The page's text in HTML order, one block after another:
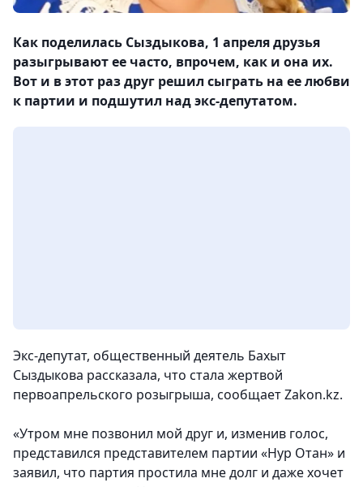
Как поделилась Сыздыкова, 1 апреля друзья
разыгрывают ее часто, впрочем, как и она их.
Вот и в этот раз друг решил сыграть на ее любви
к партии и подшутил над экс-депутатом.
Экс-депутат, общественный деятель Бахыт
Сыздыкова рассказала, что стала жертвой
первоапрельского розыгрыша, сообщает Zakon.kz.
«Утром мне позвонил мой друг и, изменив голос,
представился представителем партии «Нур Отан» и
заявил, что партия простила мне долг и даже хочет